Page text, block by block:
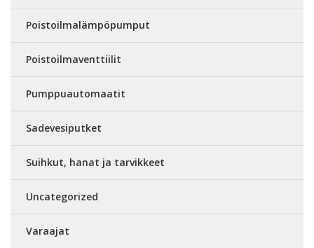
Poistoilmalämpöpumput
Poistoilmaventtiilit
Pumppuautomaatit
Sadevesiputket
Suihkut, hanat ja tarvikkeet
Uncategorized
Varaajat